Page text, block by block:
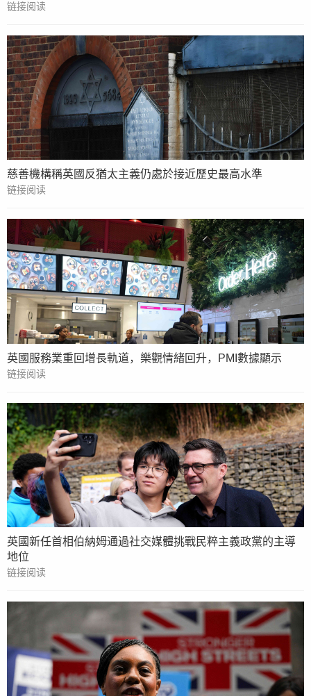
链接阅读
慈善機構稱英國反猶太主義仍處於接近歷史最高水準
链接阅读
英國服務業重回增長軌道，樂觀情緒回升，PMI數據顯示
链接阅读
英國新任首相伯納姆通過社交媒體挑戰民粹主義政黨的主導
地位
链接阅读